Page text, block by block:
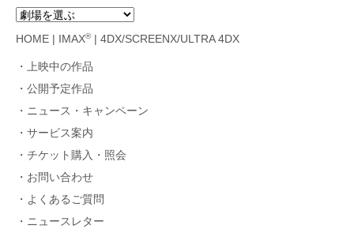
HOME IMAX®| 4DX/SCREENX/ULTRA 4DX
上映中の作品
公開予定作品
ニュース・キャンペーン
サービス案内
チケット購入・照会
お問い合わせ
よくあるご質問
ニュースレター